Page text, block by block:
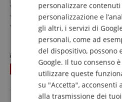
Dimensioni interne: 75 x 48 x
Alta resistenza agli urti e
Ruote trolley integrate e
Set di schiuma a griglia / a
Valvole automatiche di
Polipropilene extra spesso e
mostra di più
invece che in precedenza 369€
23,00 €
personalizzare
personalizzazione e
gli altri, i servizi di
personali, come ad
del dispositivo, possono
Google. Il tuo consenso
utilizzare queste
su "Accetta", acconsenti
alla trasmissione dei